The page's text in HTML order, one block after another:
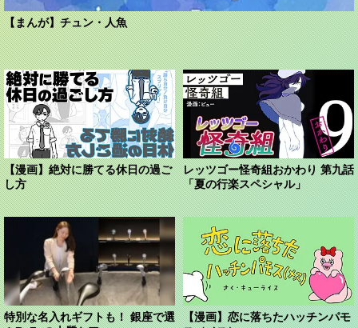
【まんが】チュン・人魚
【漫画】絶対に勝てる休日の過ご
し方
レッツゴー怪奇組おかわり 第九話
「夏の行楽スペシャル」
特別な名入れギフトも！ 銀座で選
【漫画】恋に落ちたハッチンパモ